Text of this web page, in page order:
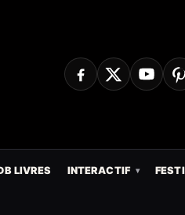
LIVRES INTERACTIF